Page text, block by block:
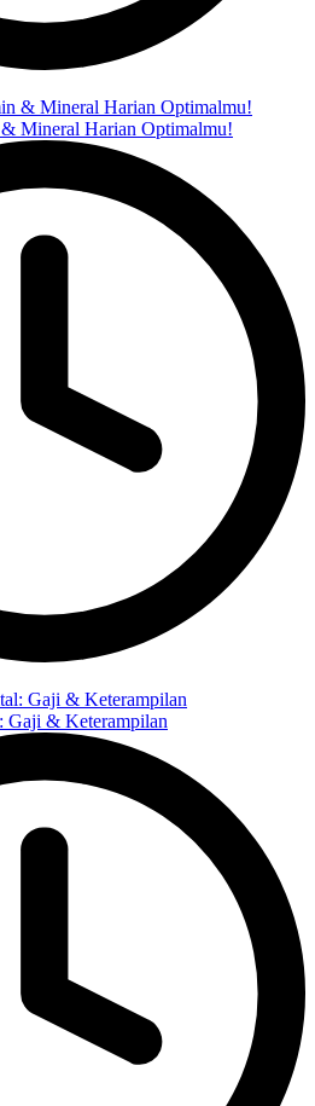
Mineral Harian Optimalmu!
Gaji & Keterampilan